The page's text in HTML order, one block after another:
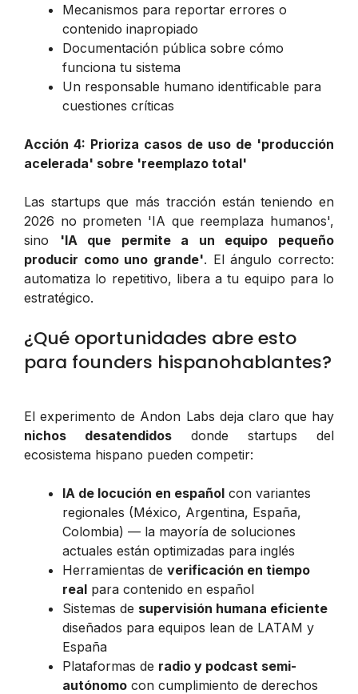
Mecanismos para reportar errores o
contenido inapropiado
Documentación pública sobre cómo
funciona tu sistema
Un responsable humano identificable para
cuestiones críticas
Acción 4: Prioriza casos de uso de 'producción
acelerada' sobre 'reemplazo total'
Las startups que más tracción están teniendo en
2026 no prometen 'IA que reemplaza humanos',
sino
'IA que permite a un equipo pequeño
producir como uno grande'. El ángulo correcto:
automatiza lo repetitivo, libera a tu equipo para lo
estratégico.
¿Qué oportunidades abre esto
para founders hispanohablantes?
El experimento de Andon Labs deja claro que hay
nichos desatendidos donde startups del
ecosistema hispano pueden competir:
IA de locución en español con variantes
regionales (México, Argentina, España,
Colombia) — la mayoría de soluciones
actuales están optimizadas para inglés
Herramientas de verificación en tiempo
real para contenido en español
Sistemas de supervisión humana eficiente
diseñados para equipos lean de LATAM y
España
Plataformas de radio y podcast semi-
autónomo con cumplimiento de derechos